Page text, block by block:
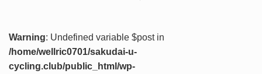
Warning: Undefined variable $post in
/home/wellric0701/sakudai-u-
cycling.club/public_html/wp-